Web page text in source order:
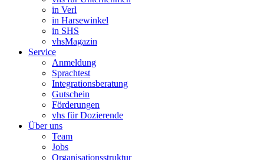
in Verl
in Harsewinkel
in SHS
vhsMagazin
Service
Anmeldung
Sprachtest
Integrationsberatung
Gutschein
Förderungen
vhs für Dozierende
Über uns
Team
Jobs
Organisationsstruktur